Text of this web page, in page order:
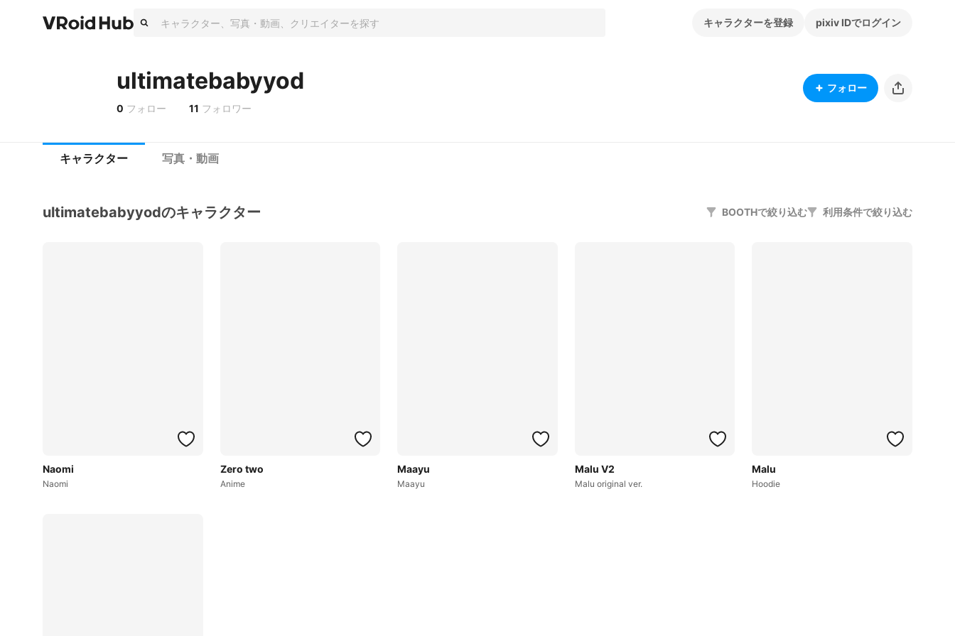
キャラクターを登録 pixiv IDでログイン
ultimatebabyyod
0 フォロー 11 フォロワー
フォロー
キャラクター 写真・動画
ultimatebabyyodのキャラクター BOOTHで絞り込む 利用条件で絞り込む
Naomi
Naomi
Zero two
Anime
Maayu
Maayu
Malu V2
Malu original ver.
Malu
Hoodie